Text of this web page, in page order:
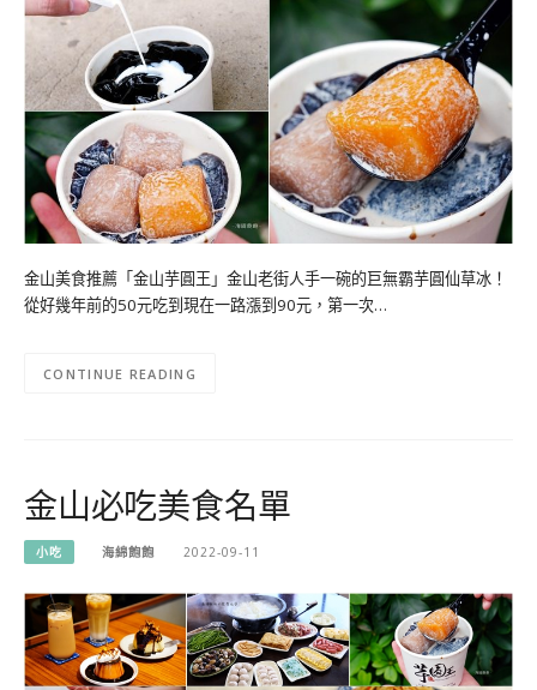
金山美食推薦「金山芋圓王」金山老街人手一碗的巨無霸芋圓仙草冰！
從好幾年前的50元吃到現在一路漲到90元，第一次…
CONTINUE READING
金山必吃美食名單
小吃 海綿飽飽 2022-09-11